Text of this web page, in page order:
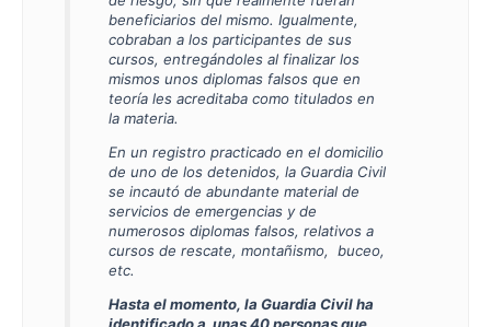
beneficiarios del mismo. Igualmente,
cobraban a los participantes de sus
cursos, entregándoles al finalizar los
mismos unos diplomas falsos que en
teoría les acreditaba como titulados en
la materia.
En un registro practicado en el domicilio
de uno de los detenidos, la Guardia Civil
se incautó de abundante material de
servicios de emergencias y de
numerosos diplomas falsos, relativos a
cursos de rescate, montañismo, buceo,
etc.
Hasta el momento, la Guardia Civil ha